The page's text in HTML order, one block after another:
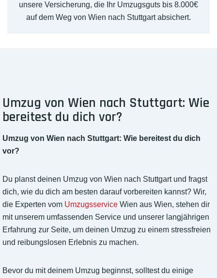
unsere Versicherung, die Ihr Umzugsguts bis 8.000€
auf dem Weg von Wien nach Stuttgart absichert.
Umzug von Wien nach Stuttgart: Wie
bereitest du dich vor?
Umzug von Wien nach Stuttgart: Wie bereitest du dich
vor?
Du planst deinen Umzug von Wien nach Stuttgart und fragst
dich, wie du dich am besten darauf vorbereiten kannst? Wir,
die Experten vom Umzugsservice Wien aus Wien, stehen dir
mit unserem umfassenden Service und unserer langjährigen
Erfahrung zur Seite, um deinen Umzug zu einem stressfreien
und reibungslosen Erlebnis zu machen.
Bevor du mit deinem Umzug beginnst, solltest du einige